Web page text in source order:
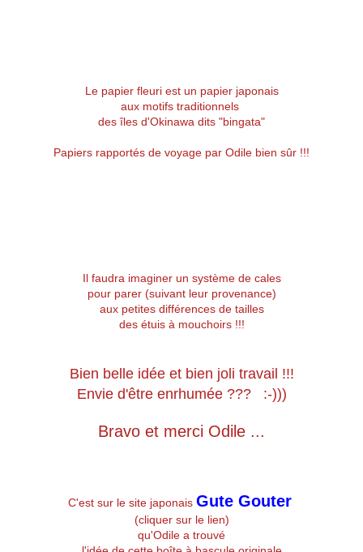
Le papier fleuri est un papier japonais
aux motifs traditionnels
des îles d'Okinawa dits "bingata"
Papiers rapportés de voyage par Odile bien sûr !!!
Il faudra imaginer un système de cales
pour parer (suivant leur provenance)
aux petites différences de tailles
des étuis à mouchoirs !!!
Bien belle idée et bien joli travail !!!
Envie d'être enrhumée ??? :-)))
Bravo et merci Odile ...
C'est sur le site japonais Gute Gouter
(cliquer sur le lien)
qu'Odile a trouvé